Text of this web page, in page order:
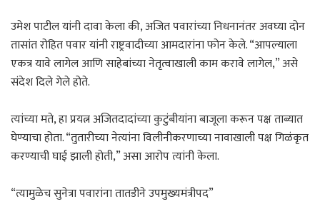
उमेश पाटील यांनी दावा केला की, अजित पवारांच्या निधनानंतर अवघ्या दोन
तासांत रोहित पवार यांनी राष्ट्रवादीच्या आमदारांना फोन केले. “आपल्याला
एकत्र यावे लागेल आणि साहेबांच्या नेतृत्वाखाली काम करावे लागेल,” असे
संदेश दिले गेले होते.
त्यांच्या मते, हा प्रयत्न अजितदादांच्या कुटुंबीयांना बाजूला करून पक्ष ताब्यात
घेण्याचा होता. “तुतारीच्या नेत्यांना विलीनीकरणाच्या नावाखाली पक्ष गिळंकृत
करण्याची घाई झाली होती,” असा आरोप त्यांनी केला.
“त्यामुळेच सुनेत्रा पवारांना तातडीने उपमुख्यमंत्रीपद”